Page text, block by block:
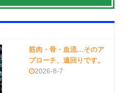
筋肉・骨・血流…そのア
プローチ、遠回りです。
2026-8-7